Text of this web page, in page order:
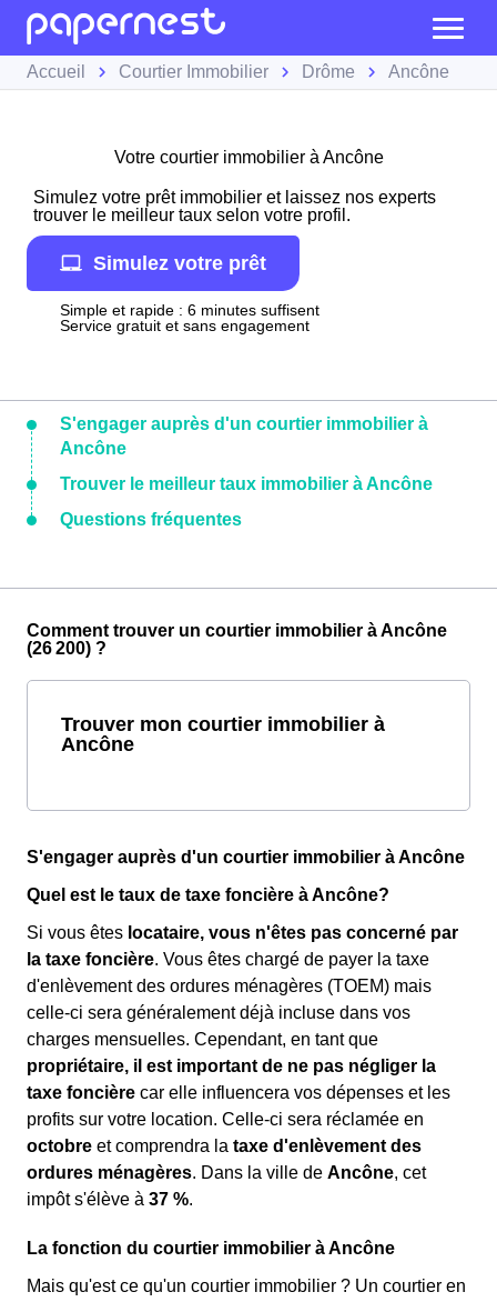
Accueil Courtier Immobilier Drôme Ancône
Votre courtier immobilier à Ancône
Simulez votre prêt immobilier et laissez nos experts
trouver le meilleur taux selon votre profil.
Simulez votre prêt
Simple et rapide : 6 minutes suffisent
Service gratuit et sans engagement
S'engager auprès d'un courtier immobilier à
Ancône
Trouver le meilleur taux immobilier à Ancône
Questions fréquentes
Comment trouver un courtier immobilier à Ancône
(26 200) ?
Trouver mon courtier immobilier à
Ancône
S'engager auprès d'un courtier immobilier à Ancône
Quel est le taux de taxe foncière à Ancône?
Si vous êtes locataire, vous n'êtes pas concerné par
la taxe foncière. Vous êtes chargé de payer la taxe
d'enlèvement des ordures ménagères (TOEM) mais
celle-ci sera généralement déjà incluse dans vos
charges mensuelles. Cependant, en tant que
propriétaire, il est important de ne pas négliger la
taxe foncière car elle influencera vos dépenses et les
profits sur votre location. Celle-ci sera réclamée en
octobre et comprendra la taxe d'enlèvement des
ordures ménagères. Dans la ville de Ancône, cet
impôt s'élève à 37 %.
La fonction du courtier immobilier à Ancône
Mais qu'est ce qu'un courtier immobilier ? Un courtier en